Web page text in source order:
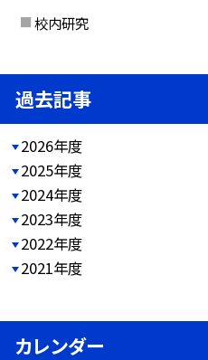
校内研究
過去記事
2026年度
2025年度
2024年度
2023年度
2022年度
2021年度
カレンダー